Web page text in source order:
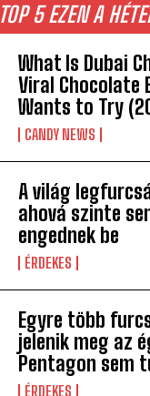
TOP 5 EZEN A
What Is Dubai
Viral Chocolate
Wants to Try
CANDY NEWS
A világ
ahová szinte
engednek be
ÉRDEKES
Egyre több
jelenik meg az
Pentagon sem
ÉRDEKES